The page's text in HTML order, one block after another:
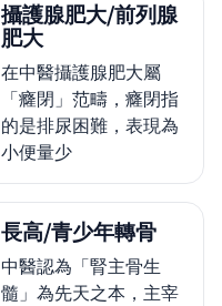
攝護腺肥大/前列腺
肥大
在中醫攝護腺肥大屬
「癃閉」范疇，癃閉指
的是排尿困難，表現為
小便量少
長高/青少年轉骨
中醫認為「腎主骨生
髓」為先天之本，主宰